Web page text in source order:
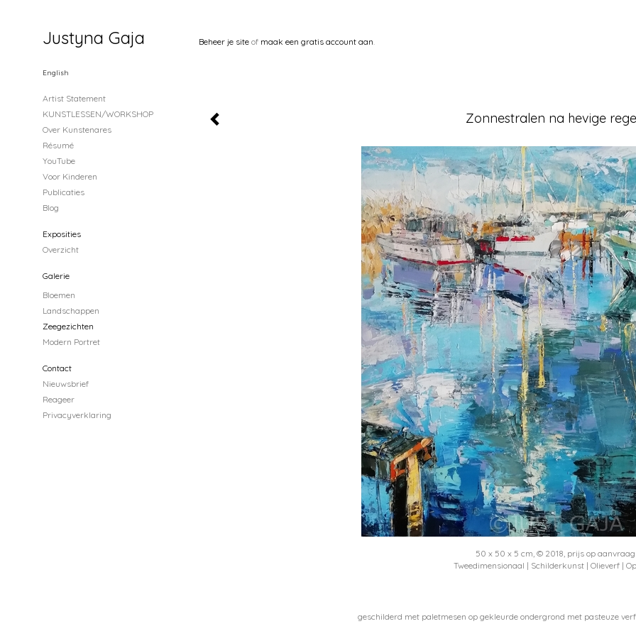
Beheer je site of maak een gratis account aan.
Zonnestralen na hevige
50 x 50 x 5 cm, © 2018, prijs op aanvraag
Tweedimensionaal | Schilderkunst | Olieverf |
geschilderd met paletmesen op gekleurde ondergrond met pasteuze
Justyna Gaja
English
Artist Statement
KUNSTLESSEN/WORKSHOP
Over Kunstenares
Résumé
YouTube
Voor Kinderen
Publicaties
Blog
Exposities
Overzicht
Galerie
Bloemen
Landschappen
Zeegezichten
Modern Portret
Contact
Nieuwsbrief
Reageer
Privacyverklaring